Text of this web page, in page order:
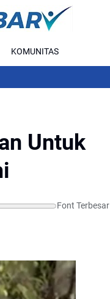
KOMUNITAS
Untuk
Font Terbesar